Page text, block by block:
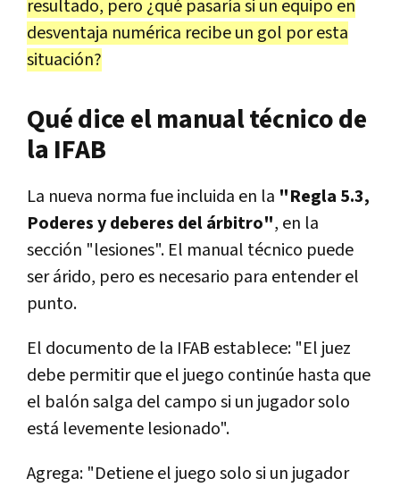
resultado, pero ¿qué pasaría si un equipo en
desventaja numérica recibe un gol por esta
situación?
Qué dice el manual técnico de
la IFAB
La nueva norma fue incluida en la "Regla 5.3,
Poderes y deberes del árbitro", en la
sección "lesiones". El manual técnico puede
ser árido, pero es necesario para entender el
punto.
El documento de la IFAB establece: "El juez
debe permitir que el juego continúe hasta que
el balón salga del campo si un jugador solo
está levemente lesionado".
Agrega: "Detiene el juego solo si un jugador